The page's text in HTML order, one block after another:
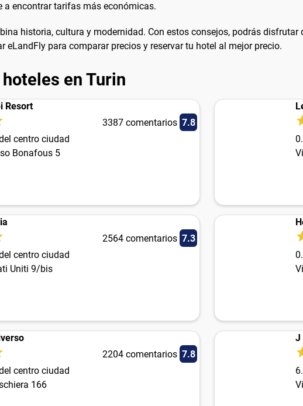
a encontrar tarifas más económicas.
historia, cultura y modernidad. Con estos consejos, podrás
eLandFly para comparar precios y reservar tu hotel al mejor precio.
en Turin
Resort
3387 comentarios 7.8
centro ciudad
Bonafous 5
2564 comentarios 7.3
centro ciudad
Uniti 9/bis
2204 comentarios 7.8
centro ciudad
166
J